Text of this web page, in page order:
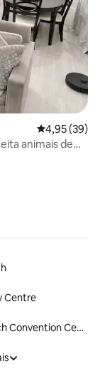
4,95 de uma
4,95 (39)
animais de
Centre
Miami Beach Convention Center